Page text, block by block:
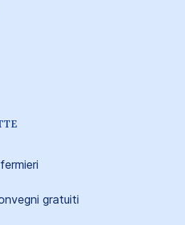
gratuiti